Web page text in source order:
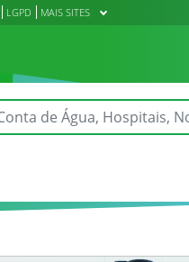
LGPD MAIS SITES